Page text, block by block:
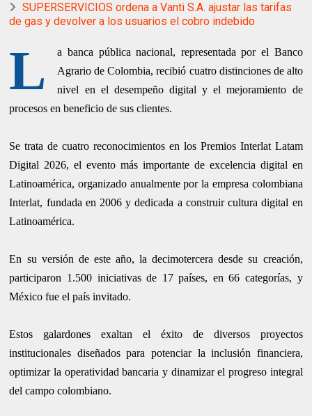
SUPERSERVICIOS ordena a Vanti S.A. ajustar las tarifas
de gas y devolver a los usuarios el cobro indebido
L
a banca pública nacional, representada por el Banco
Agrario de Colombia, recibió cuatro distinciones de alto
nivel en el desempeño digital y el mejoramiento de
procesos en beneficio de sus clientes.
Se trata de cuatro reconocimientos en los Premios Interlat Latam
Digital 2026, el evento más importante de excelencia digital en
Latinoamérica, organizado anualmente por la empresa colombiana
Interlat, fundada en 2006 y dedicada a construir cultura digital en
Latinoamérica.
En su versión de este año, la decimotercera desde su creación,
participaron 1.500 iniciativas de 17 países, en 66 categorías, y
México fue el país invitado.
Estos galardones exaltan el éxito de diversos proyectos
institucionales diseñados para potenciar la inclusión financiera,
optimizar la operatividad bancaria y dinamizar el progreso integral
del campo colombiano.